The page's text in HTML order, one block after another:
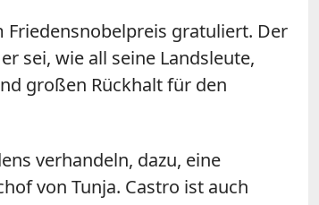
Friedensnobelpreis gratuliert. Der
sei, wie all seine Landsleute,
großen Rückhalt für den
verhandeln, dazu, eine
von Tunja. Castro ist auch